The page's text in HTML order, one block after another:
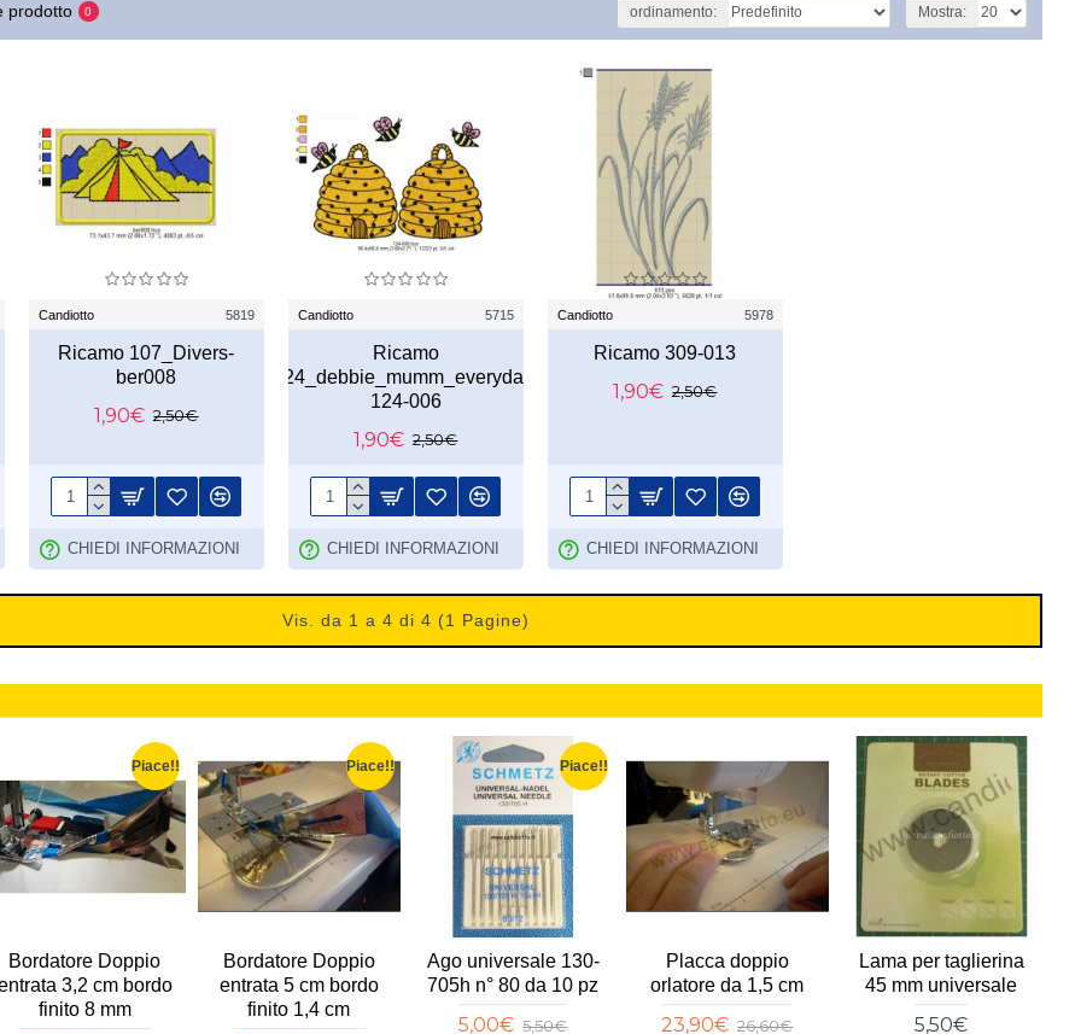
prodotto 0 ordinamento: Mostra:
Candiotto 5819
Ricamo 107_Divers-
ber008
1,90€ 2,50€
CHIEDI INFORMAZIONI
Candiotto 5715
Ricamo
124_debbie_mumm_everyday-
124-006
1,90€ 2,50€
CHIEDI INFORMAZIONI
Candiotto 5978
Ricamo 309-013
1,90€ 2,50€
CHIEDI INFORMAZIONI
Vis. da 1 a 4 di 4 (1 Pagine)
Ago universale 130-
705h n° 70 da 10 pz
5,00€ 5,50€
Piedino
pieghettatore gambo
basso universale
Bordatore Doppio
entrata 2,8 cm bordo
finito 7 mm
Fliselina
idrosolubile Bianca
40 grammi h1,50mt
Righello per
patchwork e quilt
stecca 15 x 60 cm